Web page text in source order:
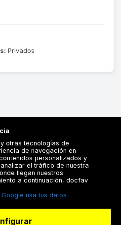
Privados
otras tecnologías de
de navegación en
personalizados y
el tráfico de nuestra
llegan nuestros
a continuación, docfav
usa tus datos